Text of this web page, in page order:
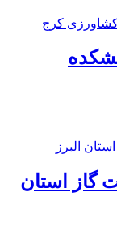
گاز استان